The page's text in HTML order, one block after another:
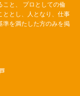
こと、 プロとしての倫
ととし、人となり、仕事
準を満たした方のみを掲